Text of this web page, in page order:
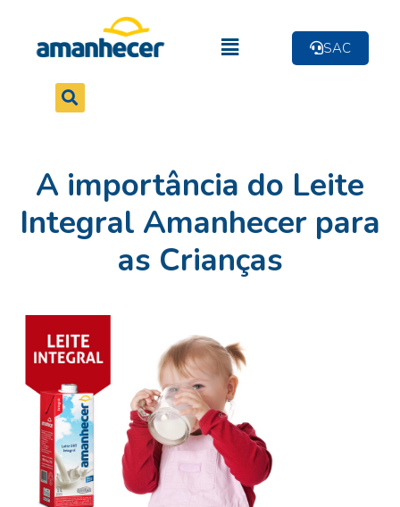
SAC
A importância do Leite
Integral Amanhecer para
as Crianças